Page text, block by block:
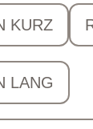
KURZ
LANG